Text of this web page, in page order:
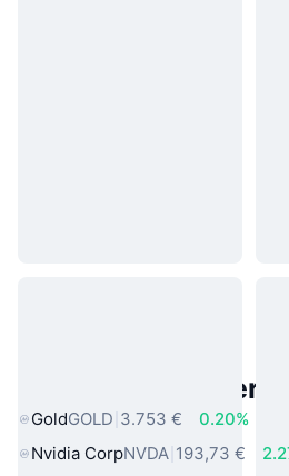
Beliebte reale
GoldGOLD 3.753 €
0.20%
Nvidia CorpNVDA 193,73 €